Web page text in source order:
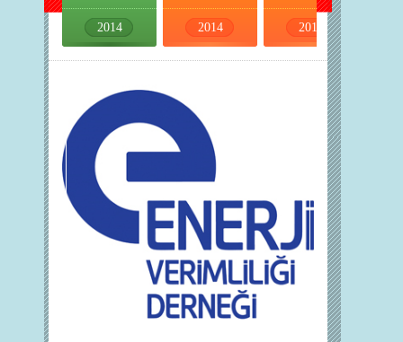
2014 2014 2014